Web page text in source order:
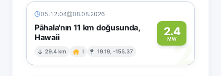
05:12:04 08.08.2026
Pāhala'nın 11 km doğusunda,
Hawaii
29.4 km I 19.19, -155.37
2.4
MW2